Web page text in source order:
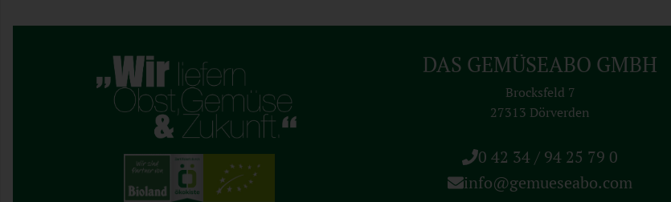
DAS GEMÜSEABO GMBH
Brocksfeld 7
27313 Dörverden
0 42 34 / 94 25 79 0
info@gemueseabo.com